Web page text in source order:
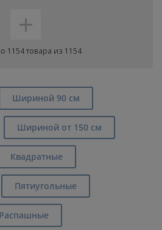
+
1154 товара из 1154
Шириной 90 см
Шириной от 150 см
Квадратные
Пятиугольные
Распашные